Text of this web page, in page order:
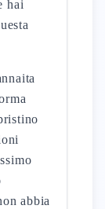
hai
abbia